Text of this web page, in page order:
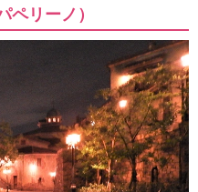
リーノ）